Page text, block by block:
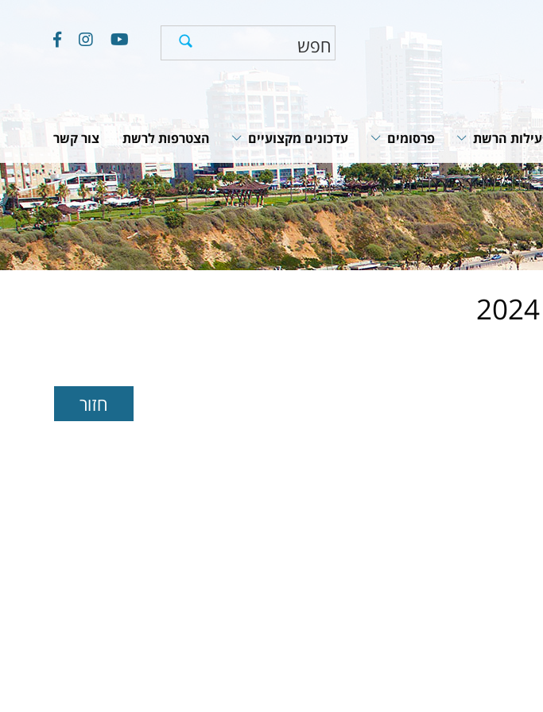
הרשת
תוכניות ופעילות הרשת
שיתופי פעולה
פרסומים
חוברות הנחיה
סיכומי פעילות
מאמרים מקצועיים
חדשות רשת
עדכונים מקצועיים
חוקים, תקנות והמלצות
תוכניות לאומיות
מאמרים וכתבות
הצטרפות לרשת צור קשר